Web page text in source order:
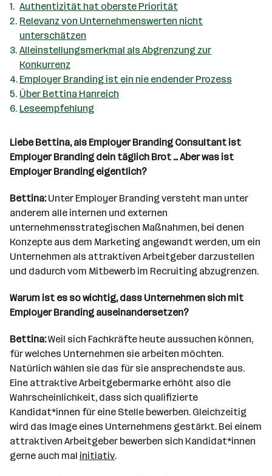
Authentizität hat oberste Priorität
Relevanz von Unternehmenswerten nicht
unterschätzen
Alleinstellungsmerkmal als Abgrenzung zur
Konkurrenz
Employer Branding ist ein nie endender Prozess
Über Bettina Hanreich
Leseempfehlung
Liebe Bettina, als Employer Branding Consultant ist
Employer Branding dein täglich Brot … Aber was ist
Employer Branding eigentlich?
Bettina:Unter Employer Branding versteht man unter
anderem alle internen und externen
unternehmensstrategischen Maßnahmen, bei denen
Konzepte aus dem Marketing angewandt werden, um ein
Unternehmen als attraktiven Arbeitgeber darzustellen
und dadurch vom Mitbewerb im Recruiting abzugrenzen.
Warum ist es so wichtig, dass Unternehmen sich mit
Employer Branding auseinandersetzen?
Bettina:Weil sich Fachkräfte heute aussuchen können,
für welches Unternehmen sie arbeiten möchten.
Natürlich wählen sie das für sie ansprechendste aus.
Eine attraktive Arbeitgebermarke erhöht also die
Wahrscheinlichkeit, dass sich qualifizierte
Kandidat*innen für eine Stelle bewerben. Gleichzeitig
wird das Image eines Unternehmens gestärkt. Bei einem
attraktiven Arbeitgeber bewerben sich Kandidat*innen
gerne auch mal initiativ.